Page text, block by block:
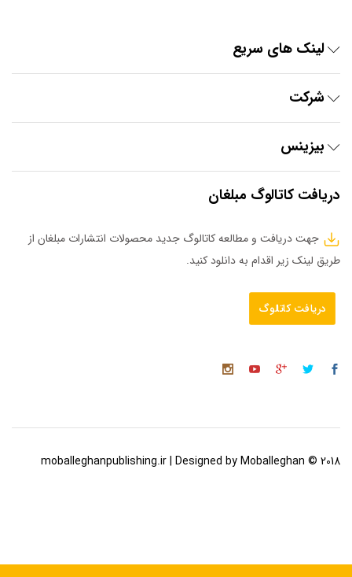
لینک های سریع
شرکت
بیزینس
دریافت کاتالوگ مبلغان
جهت دریافت و مطالعه کاتالوگ جدید محصولات انتشارات مبلغان از
طریق لینک زیر اقدام به دانلود کنید.
دریافت کاتالوگ
2018 © moballeghanpublishing.ir | Designed by Moballeghan